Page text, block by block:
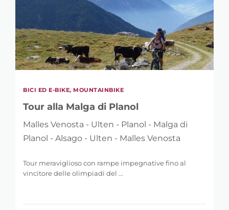
BICI ED E-BIKE, MOUNTAINBIKE
Tour alla Malga di Planol
Malles Venosta - Ulten - Planol - Malga di
Planol - Alsago - Ulten - Malles Venosta
Tour meraviglioso con rampe impegnative fino al
vincitore delle olimpiadi del ...